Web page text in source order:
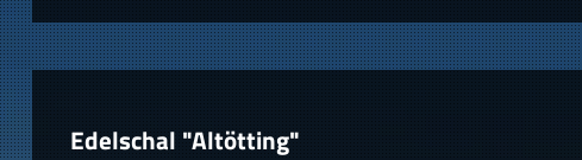
Edelschal "Altötting"